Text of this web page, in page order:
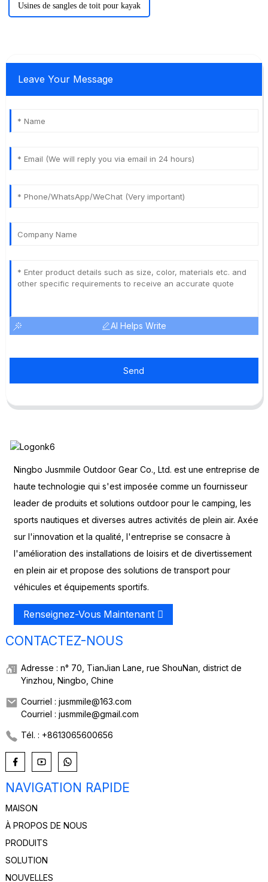
Usines de sangles de toit pour kayak
Leave Your Message
AI Helps Write
Send
Ningbo Jusmmile Outdoor Gear Co., Ltd. est une entreprise de
haute technologie qui s'est imposée comme un fournisseur
leader de produits et solutions outdoor pour le camping, les
sports nautiques et diverses autres activités de plein air. Axée
sur l'innovation et la qualité, l'entreprise se consacre à
l'amélioration des installations de loisirs et de divertissement
en plein air et propose des solutions de transport pour
véhicules et équipements sportifs.
Renseignez-Vous Maintenant
CONTACTEZ-NOUS
Adresse : n° 70, TianJian Lane, rue ShouNan, district de
Yinzhou, Ningbo, Chine
Courriel : jusmmile@163.com
Courriel : jusmmile@gmail.com
Tél. : +8613065600656
NAVIGATION RAPIDE
MAISON
À PROPOS DE NOUS
PRODUITS
SOLUTION
NOUVELLES